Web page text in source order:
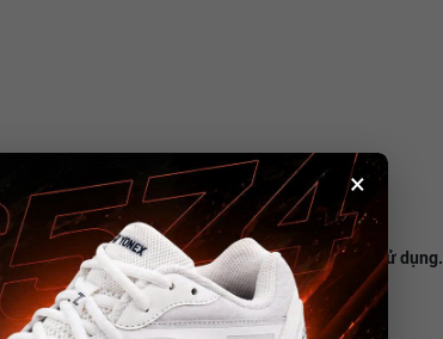
×
đàn hồi lâu dài mà không bị dão sau thời gian sử dụng.
cảm.